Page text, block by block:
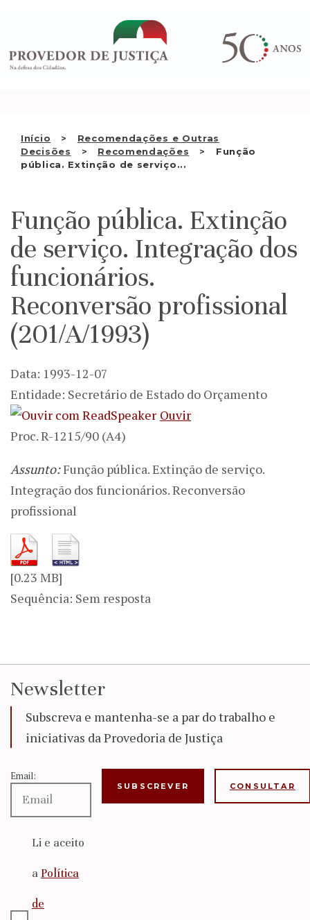
conteúdo
Início
Recomendações e Outras
Decisões
Recomendações
Função
pública. Extinção de serviço...
QUEM SOMOS
ATIVIDADE
RELAÇÕES INTERNACIONAIS
APRESENTAR QUEIXA
Função pública. Extinção
de serviço. Integração dos
funcionários.
Reconversão profissional
(201/A/1993)
Data: 1993-12-07
Entidade: Secretário de Estado do Orçamento
Ouvir
Proc. R-1215/90 (A4)
Assunto:Função pública. Extinção de serviço.
Integração dos funcionários. Reconversão
profissional
[0.23 MB]
Sequência: Sem resposta
Newsletter
Subscreva e mantenha-se a par do trabalho e
iniciativas da Provedoria de Justiça
Email:
Li e aceito
a Política
de
CONSULTAR